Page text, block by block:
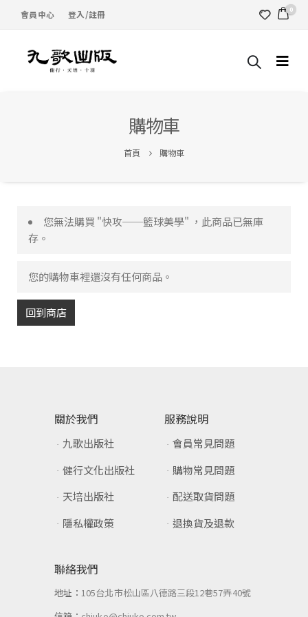
會員中心 登入/註冊 0
購物車
首頁 購物車
您無法購買 "快攻──籃球美學" ，此商品已無庫
存。
您的購物車裡還沒有任何商品。
回到商店
關於我們
九歌出版社
健行文化出版社
天培出版社
隱私權政策
服務說明
會員常見問題
購物常見問題
配送取貨問題
退換貨及退款
聯絡我們
地址：105台北市松山區八德路三段12巷57弄40號